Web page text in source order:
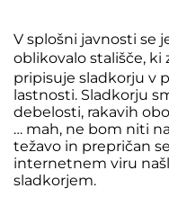
V splošni javnosti se
oblikovalo stališče, ki
pripisuje sladkorju v
lastnosti. Sladkorju
debelosti, rakavih
… mah, ne bom niti
težavo in prepričan
internetnem viru
sladkorjem.